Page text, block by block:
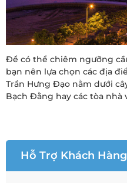
Để có thể chiêm ngưỡng
bạn nên lựa chọn các địa
Trần Hưng Đạo nằm dưới
Bạch Đằng hay các tòa nhà
Hỗ Trợ Khách Hàng